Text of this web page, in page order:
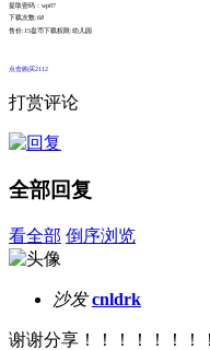
提取密码：wp07
下载次数:68
售价:15盘币 下载权限:幼儿园
点击购买2112
打赏评论
全部回复
看全部 倒序浏览
沙发 cnldrk
谢谢分享！！！！！！！